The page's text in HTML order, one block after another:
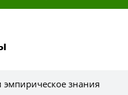
эмпирическое знания